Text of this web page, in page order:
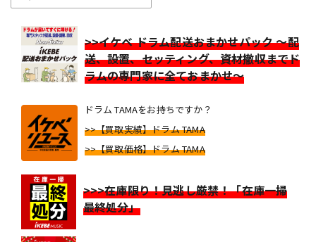
>>イケベ ドラム配送おまかせパック ～配
送、設置、セッティング、資材撤収までド
ラムの専門家に全ておまかせ～
ドラム TAMAをお持ちですか？
>>【買取実績】ドラム TAMA
>>【買取価格】ドラム TAMA
>>>在庫限り！見逃し厳禁！「在庫一掃
最終処分」